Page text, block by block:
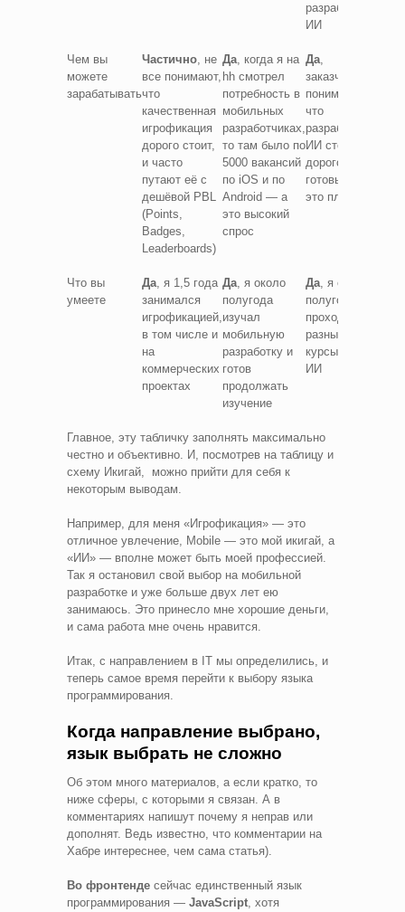
разработку
ИИ
Чем вы
можете
зарабатывать
Частично, не
все понимают,
что
качественная
игрофикация
дорого стоит,
и часто
путают её с
дешёвой PBL
(Points,
Badges,
Leaderboards)
Да, когда я на
hh смотрел
потребность в
мобильных
разработчиках,
то там было по
5000 вакансий
по iOS и по
Android — а
это высокий
спрос
Да,
заказчики
понимают,
что
разработка
ИИ стоит
дорого и
готовы за
это платить
Что вы
умеете
Да, я 1,5 года
занимался
игрофикацией,
в том числе и
на
коммерческих
проектах
Да, я около
полугода
изучал
мобильную
разработку и
готов
продолжать
изучение
Да, я около
полугода
проходил
разные
курсы по
ИИ
Главное, эту табличку заполнять максимально
честно и объективно. И, посмотрев на таблицу и
схему Икигай, можно прийти для себя к
некоторым выводам.
Например, для меня «Игрофикация» — это
отличное увлечение, Mobile — это мой икигай, а
«ИИ» — вполне может быть моей профессией.
Так я остановил свой выбор на мобильной
разработке и уже больше двух лет ею
занимаюсь. Это принесло мне хорошие деньги,
и сама работа мне очень нравится.
Итак, с направлением в IT мы определились, и
теперь самое время перейти к выбору языка
программирования.
Когда направление выбрано,
язык выбрать не сложно
Об этом много материалов, а если кратко, то
ниже сферы, с которыми я связан. А в
комментариях напишут почему я неправ или
дополнят. Ведь известно, что комментарии на
Хабре интереснее, чем сама статья).
Во фронтенде сейчас единственный язык
программирования — JavaScript, хотя